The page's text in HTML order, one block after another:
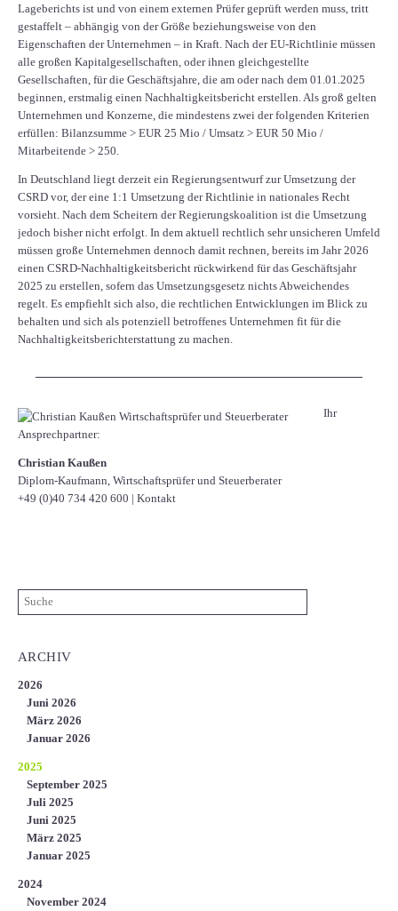
Lageberichts ist und von einem externen Prüfer geprüft werden muss, tritt
gestaffelt – abhängig von der Größe beziehungsweise von den
Eigenschaften der Unternehmen – in Kraft. Nach der EU-Richtlinie müssen
alle großen Kapitalgesellschaften, oder ihnen gleichgestellte
Gesellschaften, für die Geschäftsjahre, die am oder nach dem 01.01.2025
beginnen, erstmalig einen Nachhaltigkeitsbericht erstellen. Als groß gelten
Unternehmen und Konzerne, die mindestens zwei der folgenden Kriterien
erfüllen: Bilanzsumme > EUR 25 Mio / Umsatz > EUR 50 Mio /
Mitarbeitende > 250.
In Deutschland liegt derzeit ein Regierungsentwurf zur Umsetzung der
CSRD vor, der eine 1:1 Umsetzung der Richtlinie in nationales Recht
vorsieht. Nach dem Scheitern der Regierungskoalition ist die Umsetzung
jedoch bisher nicht erfolgt. In dem aktuell rechtlich sehr unsicheren Umfeld
müssen große Unternehmen dennoch damit rechnen, bereits im Jahr 2026
einen CSRD-Nachhaltigkeitsbericht rückwirkend für das Geschäftsjahr
2025 zu erstellen, sofern das Umsetzungsgesetz nichts Abweichendes
regelt. Es empfiehlt sich also, die rechtlichen Entwicklungen im Blick zu
behalten und sich als potenziell betroffenes Unternehmen fit für die
Nachhaltigkeitsberichterstattung zu machen.
Ihr
Ansprechpartner:
Christian Kaußen
Diplom-Kaufmann, Wirtschaftsprüfer und Steuerberater
+49 (0)40 734 420 600 | Kontakt
ARCHIV
2026
Juni 2026
März 2026
Januar 2026
2025
September 2025
Juli 2025
Juni 2025
März 2025
Januar 2025
2024
November 2024